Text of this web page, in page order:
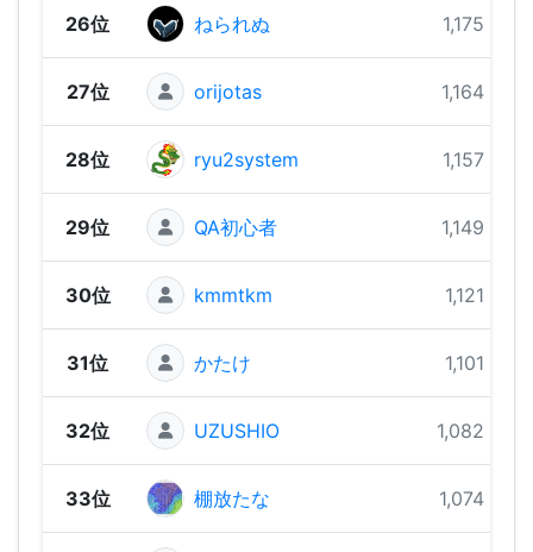
26位 ねられぬ 1,175 pts
27位 orijotas 1,164 pts
28位 ryu2system 1,157 pts
29位 QA初心者 1,149 pts
30位 kmmtkm 1,121 pts
31位 かたけ 1,101 pts
32位 UZUSHIO 1,082 pts
33位 棚放たな 1,074 pts